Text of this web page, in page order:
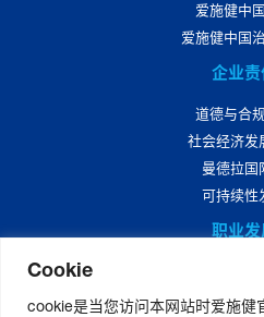
Cookie
cookie是当您访问本网站时爱施健
爱施健中
爱施健中国
企业
道德与合
社会经济发
曼德拉国
可持续性
职业
爱施健中国